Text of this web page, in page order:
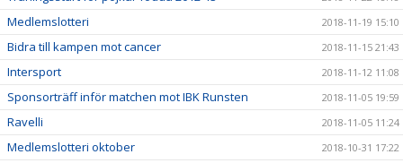
Medlemslotteri 2018-11-19 15:10
Bidra till kampen mot cancer 2018-11-15 21:43
Intersport 2018-11-12 11:08
Sponsorträff inför matchen mot IBK Runsten 2018-11-05 19:59
Ravelli 2018-11-05 11:24
Medlemslotteri oktober 2018-10-31 17:22